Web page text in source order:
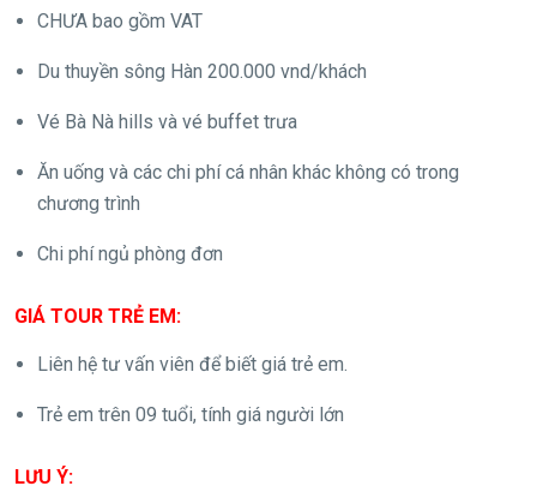
CHƯA bao gồm VAT
Du thuyền sông Hàn 200.000 vnd/khách
Vé Bà Nà hills và vé buffet trưa
Ăn uống và các chi phí cá nhân khác không có trong
chương trình
Chi phí ngủ phòng đơn
GIÁ TOUR TRẺ EM:
Liên hệ tư vấn viên để biết giá trẻ em.
Trẻ em trên 09 tuổi, tính giá người lớn
LƯU Ý: